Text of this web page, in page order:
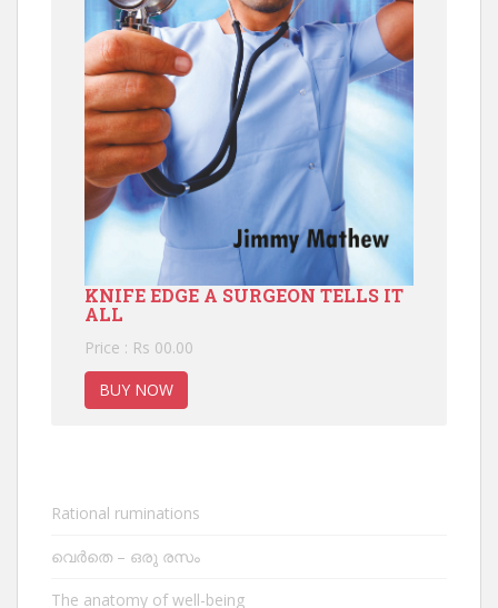
KNIFE EDGE A SURGEON TELLS IT
ALL
Price : Rs 00.00
BUY NOW
Rational ruminations
വെർതെ – ഒരു രസം
The anatomy of well-being